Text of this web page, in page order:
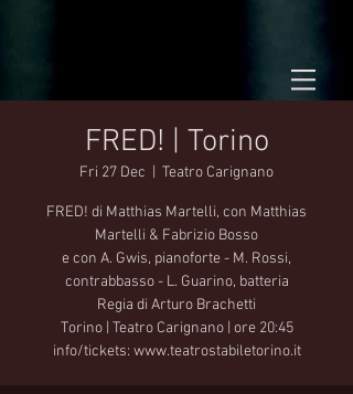
FRED! | Torino
Fri 27 Dec Teatro Carignano
FRED! di Matthias Martelli, con Matthias
Martelli & Fabrizio Bosso
e con A. Gwis, pianoforte - M. Rossi,
contrabbasso - L. Guarino, batteria
Regia di Arturo Brachetti
Torino | Teatro Carignano | ore 20:45
info/tickets: www.teatrostabiletorino.it